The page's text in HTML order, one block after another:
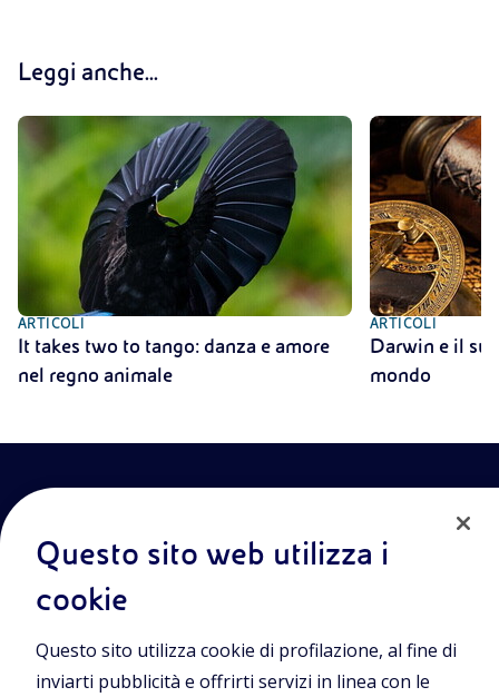
Leggi anche...
ARTICOLI
It takes two to tango: danza e amore
nel regno animale
ARTICOLI
Darwin e il
mondo
Entra nel mondo Eniscuola.Scopri gli strumenti e le
metodologie innovative per la didattica e naviga tra contenuti
multimediali, lezioni digitali e approfondimenti sui grandi temi
di attualità. Eniscuola è una iniziativa di Eni.
Questo sito web utilizza i
cookie
Questo sito utilizza cookie di profilazione, al fine di
inviarti pubblicità e offrirti servizi in linea con le